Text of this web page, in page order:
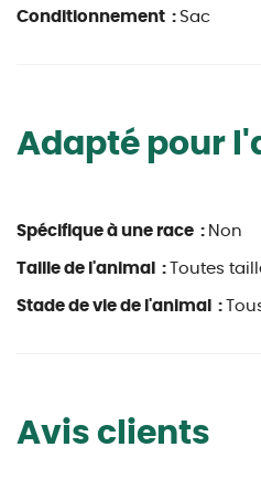
Conditionnement : Sac
Adapté pour
Spécifique à une race : Non
Taille de l'animal : Toutes
Stade de vie de l'animal :
Avis clients